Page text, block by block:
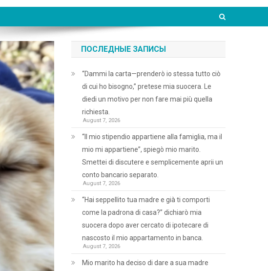
ПОСЛЕДНЫЕ ЗАПИСЫ
“Dammi la carta—prenderò io stessa tutto ciò
di cui ho bisogno,” pretese mia suocera. Le
diedi un motivo per non fare mai più quella
richiesta.
August 7, 2026
“Il mio stipendio appartiene alla famiglia, ma il
mio mi appartiene”, spiegò mio marito.
Smettei di discutere e semplicemente aprii un
conto bancario separato.
August 7, 2026
“Hai seppellito tua madre e già ti comporti
come la padrona di casa?” dichiarò mia
suocera dopo aver cercato di ipotecare di
nascosto il mio appartamento in banca.
August 7, 2026
Mio marito ha deciso di dare a sua madre